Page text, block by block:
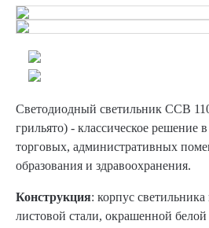
Светодиодный светильник ССВ
грильято) - классическое решение
торговых, административных
образования и здравоохранения.
Конструкция: корпус светильника
листовой стали, окрашенной